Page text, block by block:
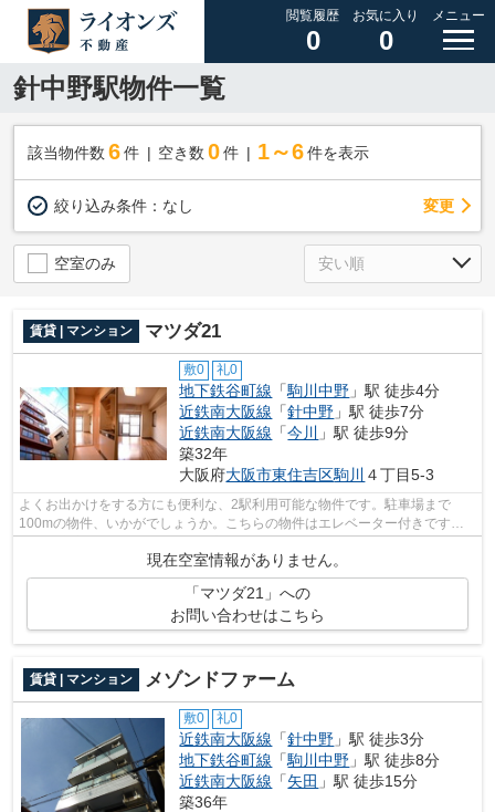
閲覧履歴
0
お気に入り
0
メニュー
針中野駅物件一覧
該当物件数 6件 空き数 0 件 1～6 件を表示
絞り込み条件： なし 変更
空室のみ
賃貸 | マンション マツダ21
敷0 礼0
地下鉄谷町線 「駒川中野 」駅 徒歩4分
近鉄南大阪線 「針中野 」駅 徒歩7分
近鉄南大阪線 「今川
」駅 徒歩9分
築32年
大阪府大阪市東住吉区駒川 ４丁目5-3
よくお出かけをする方にも便利な、2駅利用可能な物件です。駐車場まで
100mの物件、いかがでしょうか。こちらの物件はエレベーター付きです。
現在空室情報がありません。
「マツダ21」への
お問い合わせはこちら
賃貸 | マンション メゾンドファーム
敷0 礼0
近鉄南大阪線 「針中野 」駅 徒歩3分
地下鉄谷町線 「駒川中野 」駅 徒歩8分
近鉄南大阪線 「矢田 」駅 徒歩15分
築36年